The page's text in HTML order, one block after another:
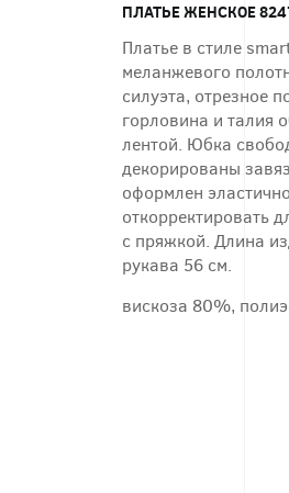
ПЛАТЬЕ ЖЕНСКОЕ
Платье в стиле
меланжевого
силуэта, отрезное
горловина и талия
лентой. Юбка
декорированы
оформлен
откорректировать
с пряжкой. Длина
рукава 56 см.
вискоза 80%,